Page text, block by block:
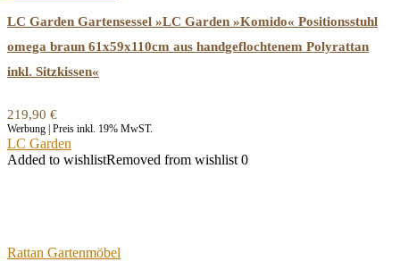
LC Garden Gartensessel »LC Garden »Komido« Positionsstuhl
omega braun 61x59x110cm aus handgeflochtenem Polyrattan
inkl. Sitzkissen«
219,90 €
Werbung | Preis inkl. 19% MwST.
LC Garden
Added to wishlistRemoved from wishlist 0
Rattan Gartenmöbel